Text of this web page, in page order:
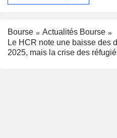
Bourse
Actualités Bourse
Le HCR note une baisse des
2025, mais la crise des